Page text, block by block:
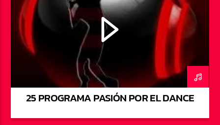
25 PROGRAMA PASIÓN POR EL DANCE